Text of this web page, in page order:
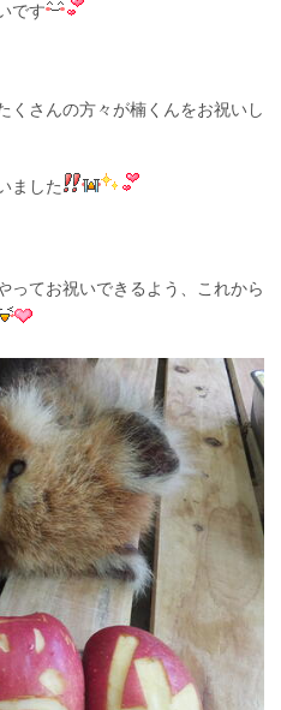
です
くさんの方々が楠くんをお祝いし
ました
ってお祝いできるよう、これから